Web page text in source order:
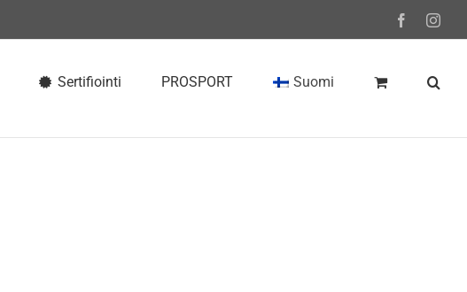
Facebook
Sertifiointi PROSPORT Suomi